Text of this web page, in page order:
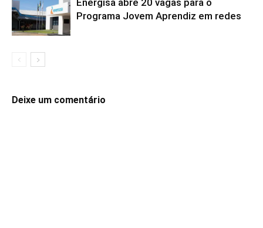
Programa Jovem Aprendiz em redes
Deixe um comentário